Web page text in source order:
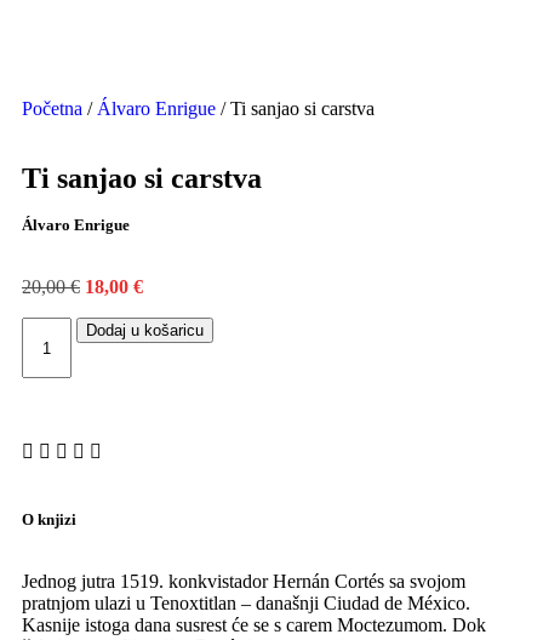
Početna / Álvaro Enrigue / Ti sanjao si carstva
Ti sanjao si carstva
Álvaro Enrigue
20,00€ 18,00 €
Dodaj u košaricu
O knjizi
Jednog jutra 1519. konkvistador Hernán Cortés sa svojom
pratnjom ulazi u Tenoxtitlan – današnji Ciudad de México.
Kasnije istoga dana susrest će se s carem Moctezumom. Dok